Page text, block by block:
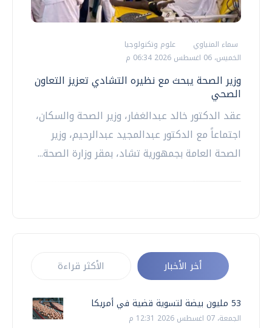
سماء المنياوي
علوم وتكنولوجيا
الخميس، 06 اغسطس 2026 06:34 م
وزير الصحة يبحث مع نظيره التشادي تعزيز التعاون
الصحي
عقد الدكتور خالد عبدالغفار، وزير الصحة والسكان،
اجتماعاً مع الدكتور عبدالمجيد عبدالرحيم، وزير
الصحة العامة بجمهورية تشاد، بمقر وزارة الصحة...
أخر الأخبار الأكثر قراءة
53 مليون بيضة لتسوية قضية في أمريكا
الجمعة، 07 اغسطس 2026 12:31 م